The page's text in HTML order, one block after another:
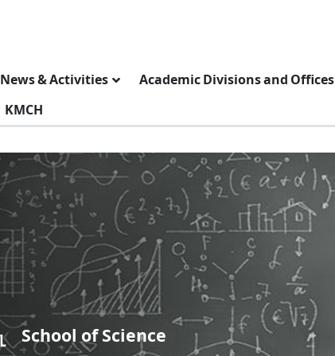
News & Activities Academic Divisions and Offices
KMCH
School of Science